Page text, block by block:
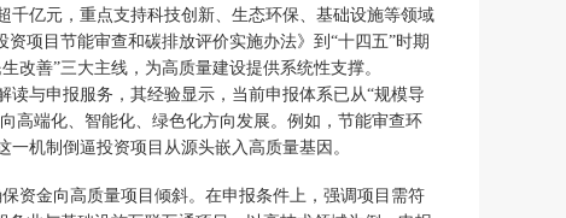
亿元，重点支持科技创新、生态环保、基础设施等领域
项目节能审查和碳排放评价实施办法》到“十四五”时期
改善”三大主线，为高质量建设提供系统性支撑。
与申报服务，其经验显示，当前申报体系已从“规模导
高端化、智能化、绿色化方向发展。例如，节能审查环
机制倒逼投资项目从源头嵌入高质量基因。
资金向高质量项目倾斜。在申报条件上，强调项目需符